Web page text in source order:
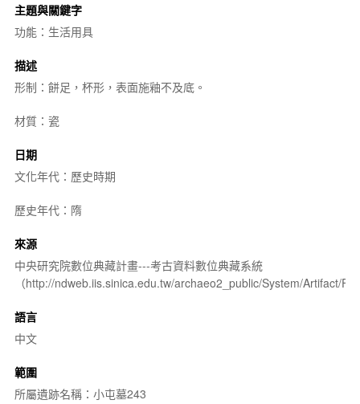
主題與關鍵字
功能：生活用具
描述
形制：餅足，杯形，表面施釉不及底。
材質：瓷
日期
文化年代：歷史時期
歷史年代：隋
來源
中央研究院數位典藏計畫---考古資料數位典藏系統
（http://ndweb.iis.sinica.edu.tw/archaeo2_public/System/Artifact/
語言
中文
範圍
所屬遺跡名稱：小屯墓243